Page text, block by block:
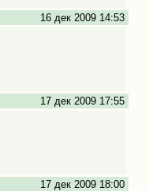
16 дек 2009 14:53
17 дек 2009 17:55
17 дек 2009 18:00